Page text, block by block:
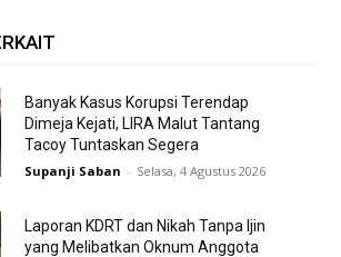
Banyak Kasus Korupsi Terendap
Dimeja Kejati, LIRA Malut Tantang
Tacoy Tuntaskan Segera
Supanji Saban - Selasa, 4 Agustus 2026
Laporan KDRT dan Nikah Tanpa Ijin
yang Melibatkan Oknum Anggota